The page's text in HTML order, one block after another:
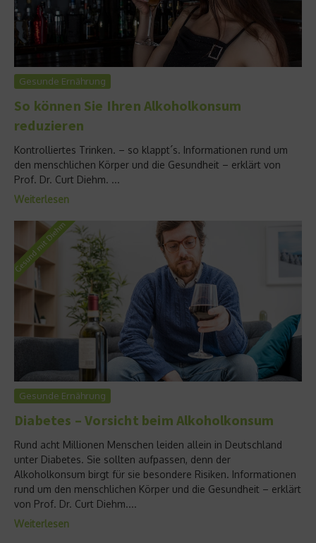
Gesunde Ernährung
So können Sie Ihren Alkoholkonsum
reduzieren
Kontrolliertes Trinken. – so klappt´s. Informationen rund um
den menschlichen Körper und die Gesundheit – erklärt von
Prof. Dr. Curt Diehm. ...
Weiterlesen
Gesunde Ernährung
Diabetes – Vorsicht beim Alkoholkonsum
Rund acht Millionen Menschen leiden allein in Deutschland
unter Diabetes. Sie sollten aufpassen, denn der
Alkoholkonsum birgt für sie besondere Risiken. Informationen
rund um den menschlichen Körper und die Gesundheit – erklärt
von Prof. Dr. Curt Diehm....
Weiterlesen